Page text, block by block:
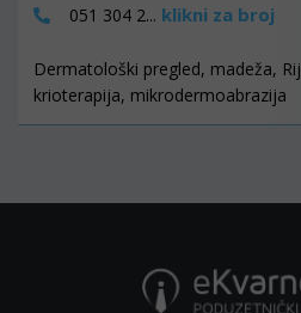
051 304 2... klikni za broj
Dermatološki pregled, madeža,
krioterapija, mikrodermoabrazija